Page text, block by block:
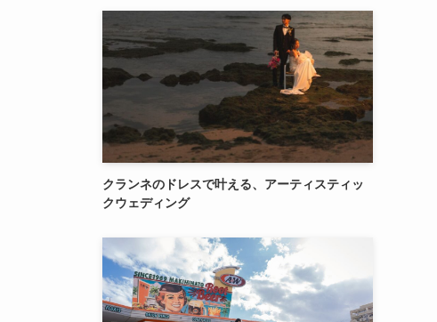
クランネのドレスで叶える、アーティスティッ
クウェディング